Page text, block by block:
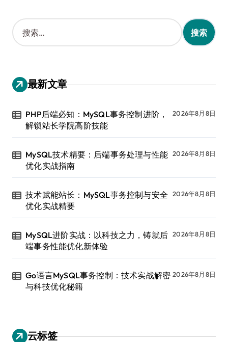
搜
索
：
最新文章
PHP后端必知：MySQL事务控制进阶，
解锁站长学院高阶技能
2026年8月8日
MySQL技术精要：后端事务处理与性能
优化实战指南
2026年8月8日
技术赋能站长：MySQL事务控制与安全
优化实战精要
2026年8月8日
MySQL进阶实战：以科技之力，铸就后
端事务性能优化新体验
2026年8月8日
Go语言MySQL事务控制：技术实战解密
与科技优化秘籍
2026年8月8日
云标签